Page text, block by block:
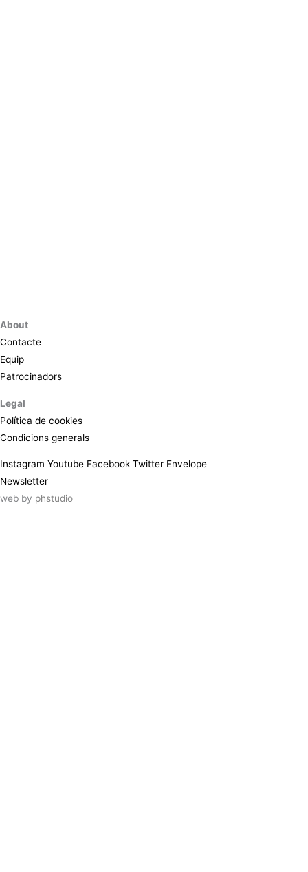
About
Contacte
Equip
Patrocinadors
Legal
Política de cookies
Condicions generals
Instagram Youtube Facebook Twitter Envelope
Newsletter
web by phstudio